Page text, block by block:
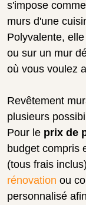
s'impose
murs d'une
Polyvalente,
ou sur un mur
où vous voulez
Revêtement
plusieurs
Pour le prix de
budget compris
(tous frais
rénovation ou
personnalisé